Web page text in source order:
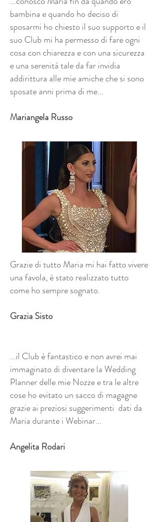
bambina e quando ho deciso di
sposarmi ho chiesto il suo supporto e il
suo Club mi ha permesso di fare ogni
cosa con chiarezza e con una sicurezza
e una serenità tale da far invidia
addirittura alle mie amiche che si sono
sposate anni prima di me...
Mariangela Russo
Grazie di tutto Maria mi hai fatto vivere
una favola, è stato realizzato tutto
come ho sempre sognato.
Grazia Sisto
...il Club è fantastico e non avrei mai
immaginato di diventare la Wedding
Planner delle mie Nozze e tra le altre
cose ho evitato un sacco di magagne
grazie ai preziosi suggerimenti dati da
Maria durante i Webinar...
Angelita Rodari